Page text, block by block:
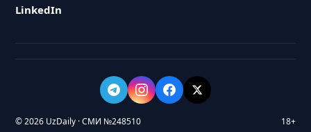
LinkedIn
© 2026 UzDaily · СМИ №248510 18+